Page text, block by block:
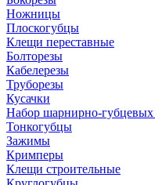
Ножницы
Плоскогубцы
Клещи переставные
Болторезы
Кабелерезы
Труборезы
Кусачки
Набор шарнирно-губцевых
Тонкогубцы
Зажимы
Кримперы
Клещи строительные